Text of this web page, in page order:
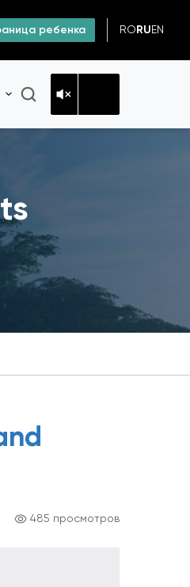
ребенка RO RU EN
Открыть меню
485 просмотров